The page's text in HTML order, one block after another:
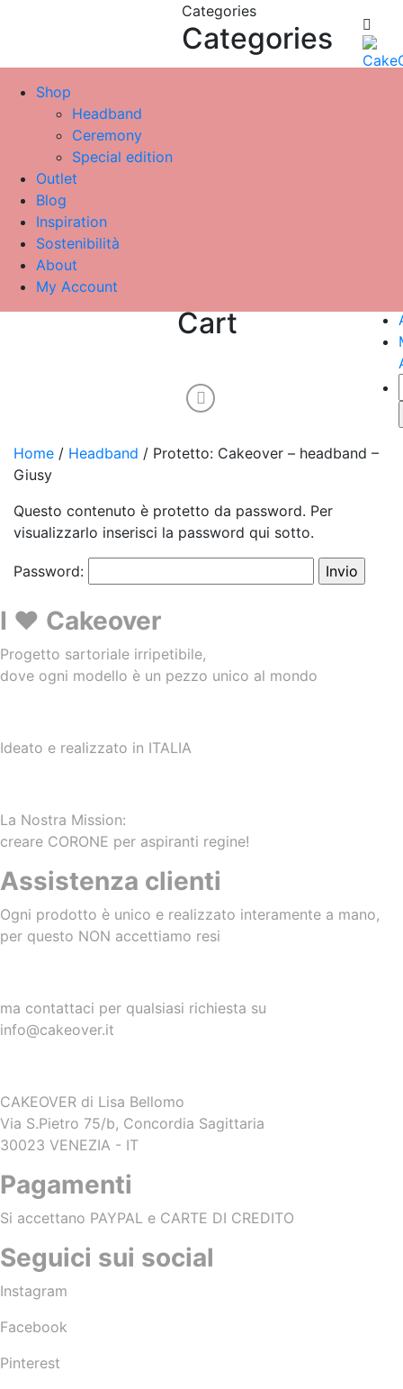
Shop
Headband
Ceremony
Special edition
Outlet
Blog
Inspiration
Sostenibilità
About
My Account
Categories
Categories
Cart
Home / Headband / Protetto: Cakeover – headband –
Giusy
Questo contenuto è protetto da password. Per
visualizzarlo inserisci la password qui sotto.
Password:
I ❤️ Cakeover
Progetto sartoriale irripetibile,
dove ogni modello è un pezzo unico al mondo
Ideato e realizzato in ITALIA
La Nostra Mission:
creare CORONE per aspiranti regine!
Assistenza clienti
Ogni prodotto è unico e realizzato interamente a mano,
per questo NON accettiamo resi
ma contattaci per qualsiasi richiesta su
info@cakeover.it
CAKEOVER di Lisa Bellomo
Via S.Pietro 75/b, Concordia Sagittaria
30023 VENEZIA - IT
Pagamenti
Si accettano PAYPAL e CARTE DI CREDITO
Seguici sui social
Instagram
Facebook
Pinterest